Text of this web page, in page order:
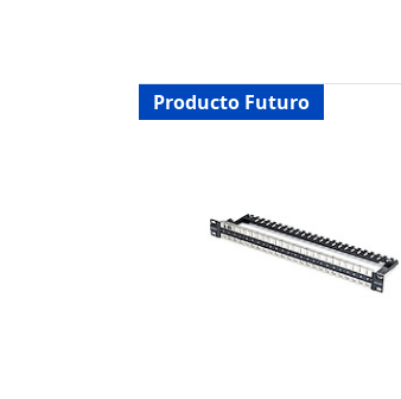
Producto Futuro